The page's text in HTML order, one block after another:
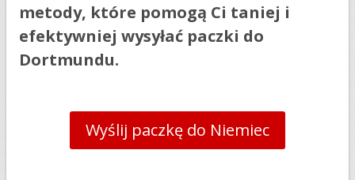
metody, które pomogą Ci taniej i
efektywniej wysyłać paczki do
Dortmundu.
Wyślij paczkę do Niemiec